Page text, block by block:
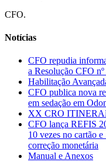
CFO.
Notícias
CFO repudia
a Resolução CFO
Habilitação
CFO publica nova
em sedação em
XX CRO
CFO lança REFIS
10 vezes no cartão
correção monetária
Manual e Anexos